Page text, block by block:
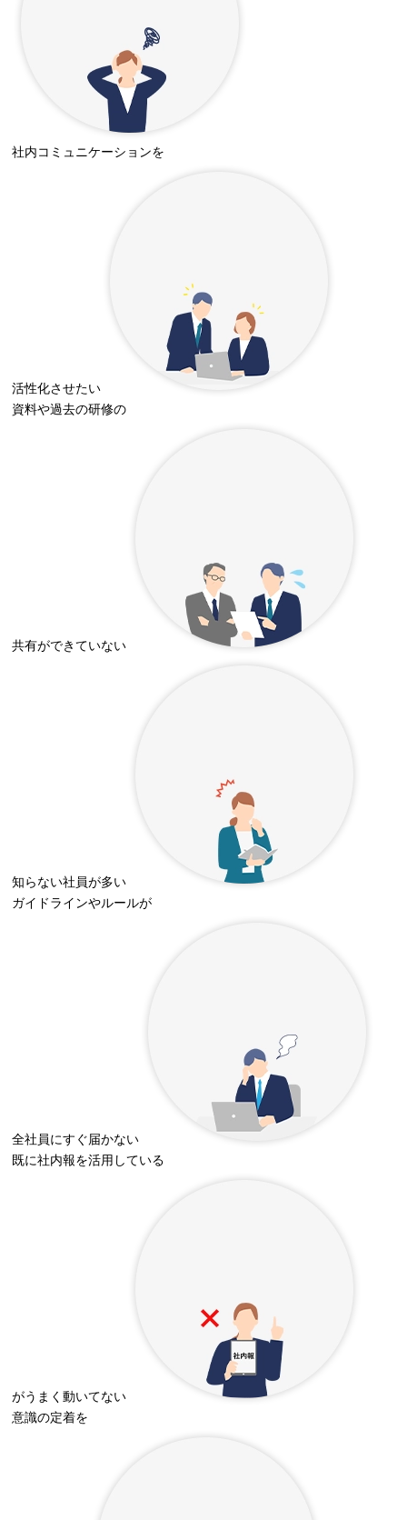
社内コミュニケーションを
活性化させたい
資料や過去の研修の
共有ができていない
知らない社員が多い
ガイドラインやルールが
全社員にすぐ届かない
既に社内報を活用している
がうまく動いてない
意識の定着を